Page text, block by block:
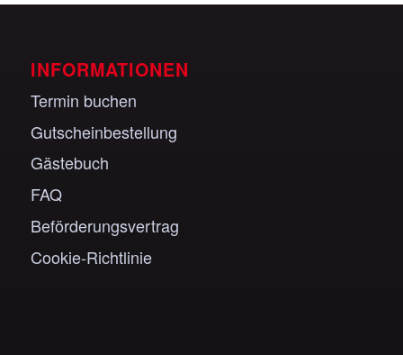
INFORMATIONEN
Termin buchen
Gutscheinbestellung
Gästebuch
FAQ
Beförderungsvertrag
Cookie-Richtlinie